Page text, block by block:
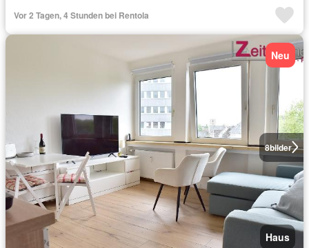
Vor 2 Tagen, 4 Stunden bei Rentola
8bilder
Neu
Haus